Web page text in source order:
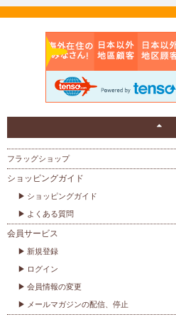
フラッグショップ
ショッピングガイド
ショッピングガイド
よくある質問
会員サービス
新規登録
ログイン
会員情報の変更
メールマガジンの配信、停止